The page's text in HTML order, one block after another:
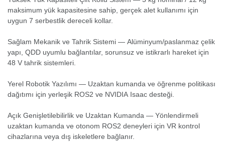
maksimum yük kapasitesine sahip, gerçek alet kullanımı için
uygun 7 serbestlik dereceli kollar.
Sağlam Mekanik ve Tahrik Sistemi — Alüminyum/paslanmaz çelik
yapı, QDD uyumlu bağlantılar, sorunsuz ve istikrarlı hareket için
48 V tahrik sistemleri.
Yerel Robotik Yazılımı — Uzaktan kumanda ve öğrenme politikası
dağıtımı için yerleşik ROS2 ve NVIDIA Isaac desteği.
Açık Genişletilebilirlik ve Uzaktan Kumanda — Yönlendirmeli
uzaktan kumanda ve otonom ROS2 deneyleri için VR kontrol
cihazlarına veya dış iskeletlere bağlanır.